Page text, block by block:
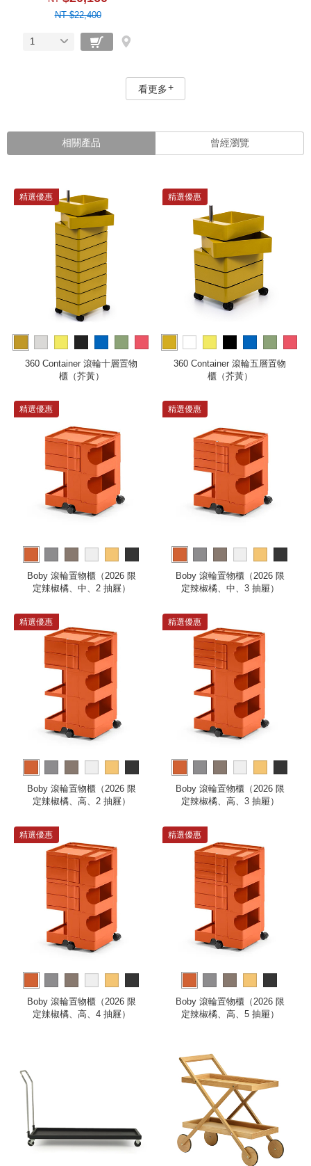
NT $22,400
1
看更多
相關產品 曾經瀏覽
精選優惠
more
360 Container 滾輪十層置物
櫃（芥黃）
精選優惠
more
360 Container 滾輪五層置物
櫃（芥黃）
精選優惠
more
Boby 滾輪置物櫃（2026 限
定辣椒橘、中、2 抽屜）
精選優惠
more
Boby 滾輪置物櫃（2026 限
定辣椒橘、中、3 抽屜）
精選優惠
more
Boby 滾輪置物櫃（2026 限
定辣椒橘、高、2 抽屜）
精選優惠
more
Boby 滾輪置物櫃（2026 限
定辣椒橘、高、3 抽屜）
精選優惠
more
Boby 滾輪置物櫃（2026 限
定辣椒橘、高、4 抽屜）
精選優惠
Boby 滾輪置物櫃（2026 限
定辣椒橘、高、5 抽屜）